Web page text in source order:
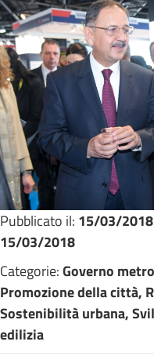
Pubblicato il: 15/03/2018
15/03/2018
Categorie:Governo
Promozione della città,
Sostenibilità urbana,
edilizia